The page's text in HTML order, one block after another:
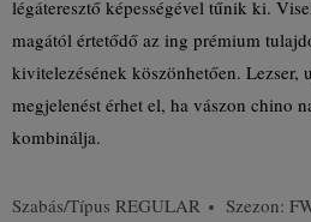
légáteresztő képességével tűnik ki.
magától értetődő az ing prémium
kivitelezésének köszönhetően. Lezser,
megjelenést érhet el, ha vászon chino
kombinálja.
Szabás/Típus REGULAR Szezon: